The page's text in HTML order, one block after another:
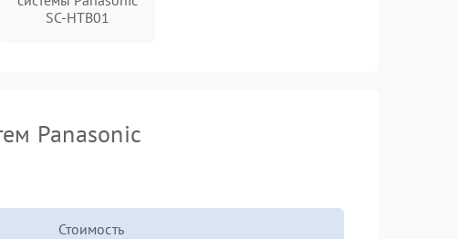
SC-HTB01
Panasonic
Стоимость